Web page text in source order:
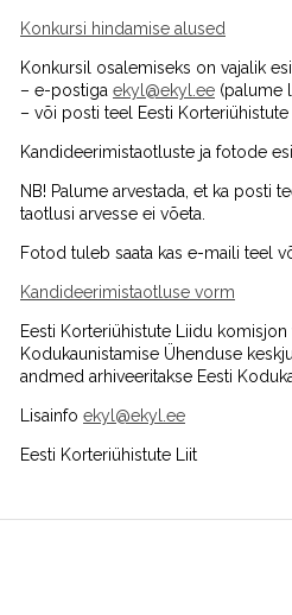
Konkursi hindamise alused
Konkursil osalemiseks on vajalik
– e-postiga ekyl@ekyl.ee (palume
– või posti teel Eesti Korteriühistute
Kandideerimistaotluste ja fotode
NB! Palume arvestada, et ka posti
taotlusi arvesse ei võeta.
Fotod tuleb saata kas e-maili teel
Kandideerimistaotluse vorm
Eesti Korteriühistute Liidu
Kodukaunistamise Ühenduse
andmed arhiveeritakse Eesti
Lisainfo ekyl@ekyl.ee
Eesti Korteriühistute Liit